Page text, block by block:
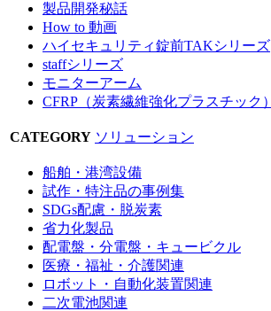
製品開発秘話
How to 動画
ハイセキュリティ錠前TAKシリーズ
staffシリーズ
モニターアーム
CFRP（炭素繊維強化プラスチック）
CATEGORY ソリューション
船舶・港湾設備
試作・特注品の事例集
SDGs配慮・脱炭素
省力化製品
配電盤・分電盤・キュービクル
医療・福祉・介護関連
ロボット・自動化装置関連
二次電池関連